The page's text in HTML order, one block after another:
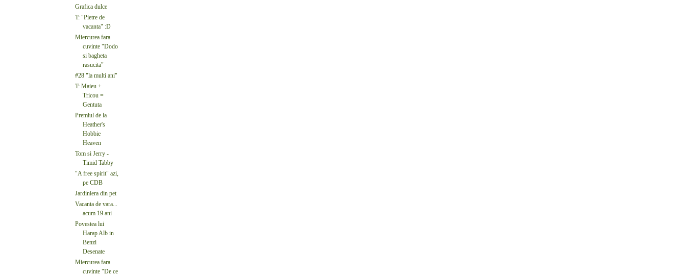
Grafica dulce
T: "Pietre de
vacanta" :D
Miercurea fara
cuvinte "Dodo
si bagheta
rasucita"
#28 "la multi ani"
T: Maieu +
Tricou =
Gentuta
Premiul de la
Heather's
Hobbie
Heaven
Tom si Jerry -
Timid Tabby
"A free spirit" azi,
pe CDB
Jardiniera din pet
Vacanta de vara...
acum 19 ani
Povestea lui
Harap Alb in
Benzi
Desenate
Miercurea fara
cuvinte "De ce